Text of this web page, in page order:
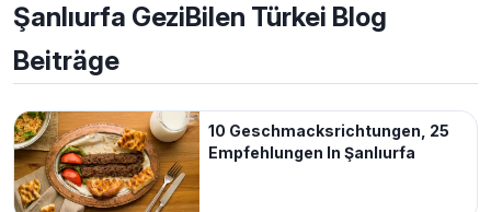
Şanlıurfa GeziBilen Türkei Blog
Beiträge
10 Geschmacksrichtungen, 25
Empfehlungen In Şanlıurfa